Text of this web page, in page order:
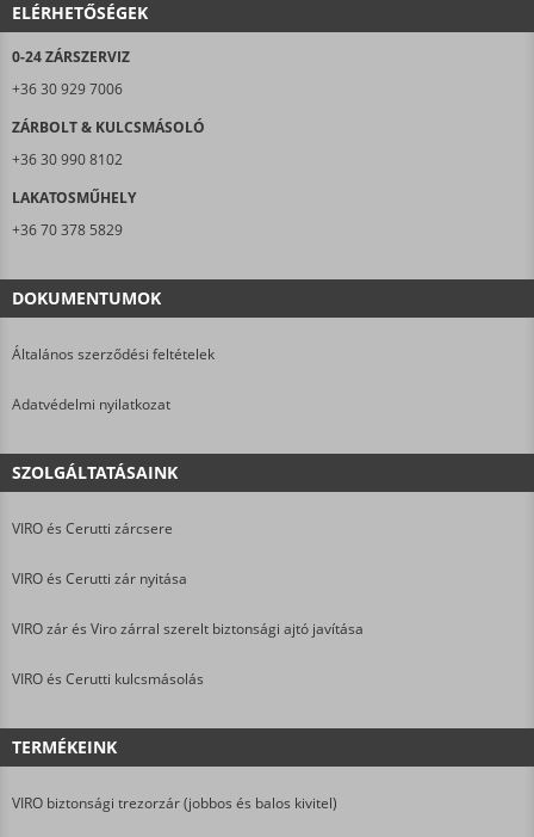
ELÉRHETŐSÉGEK
0-24 ZÁRSZERVIZ
+36 30 929 7006
ZÁRBOLT & KULCSMÁSOLÓ
+36 30 990 8102
LAKATOSMŰHELY
+36 70 378 5829
DOKUMENTUMOK
Általános szerződési feltételek
Adatvédelmi nyilatkozat
SZOLGÁLTATÁSAINK
VIRO és Cerutti zárcsere
VIRO és Cerutti zár nyitása
VIRO zár és Viro zárral szerelt biztonsági ajtó javítása
VIRO és Cerutti kulcsmásolás
TERMÉKEINK
VIRO biztonsági trezorzár (jobbos és balos kivitel)